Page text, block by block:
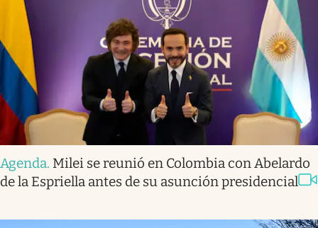
Agenda. Milei se reunió en Colombia con Abelardo
de la Espriella antes de su asunción presidencial